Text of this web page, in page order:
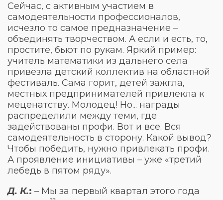
Сейчас, с активным участием в
самодеятельности профессионалов,
исчезло то самое предназначение –
объединять творчеством. А если и есть, то,
простите, бьют по рукам. Яркий пример:
учитель математики из дальнего села
привезла детский коллектив на областной
фестиваль. Сама горит, детей зажгла,
местных предпринимателей привлекла к
меценатству. Молодец! Но... награды
распределили между теми, где
задействованы профи. Вот и все. Вся
самодеятельность в сторону. Какой вывод?
Чтобы победить, нужно привлекать профи.
А проявление инициативы – уже «третий
лебедь в пятом ряду».
Д. К.: – Мы за первый квартал этого года